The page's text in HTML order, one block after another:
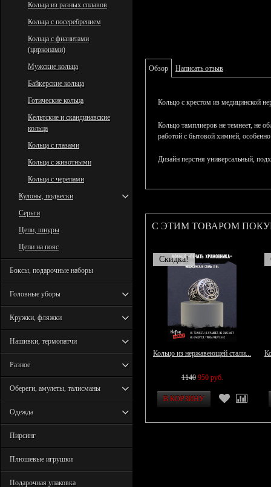
Кольца из разных сплавов
Кольца с посеребрением
Кольца с фианитами
(цирконами)
Мужские кольца
Байкерские кольца
Готические кольца
Кельтские и скандинавские
кольца
Кольца с глазами
Кольца с животными
Кольца с черепами
Кулоны, подвески
Серьги
Цепи, шнуры
Цепи на пояс
Боксы, подарочные наборы
Головные уборы
Кружки, фляжки
Нашивки, термопатчи
Разное
Обереги, амулеты, талисманы
Одежда
Пирсинг
Плюшевые игрушки
Подарочная упаковка
Обзор Написать отзыв
Кольцо с крестом из медицинской
Кольцо тамплиеров не темнеет, не
работой с бытовой химией,
Дизайн перстня универсальный,
С ЭТИМ ТОВАРОМ
Скидка!
Кольцо из нержавеющей стали...
1140 950 руб.